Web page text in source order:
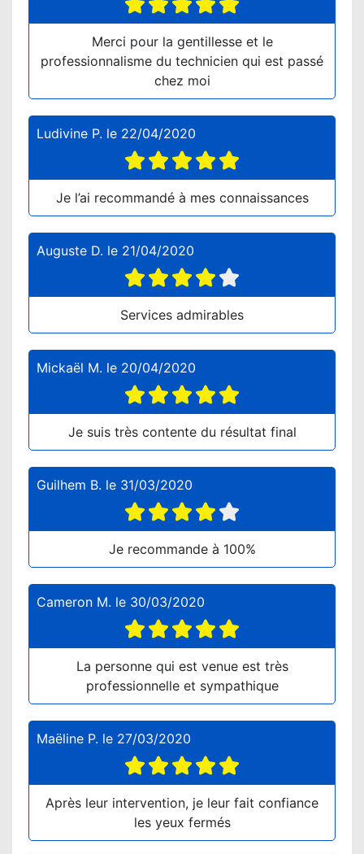
Merci pour la gentillesse et le
professionnalisme du technicien qui est passé
chez moi
Ludivine P. le 22/04/2020
Je l’ai recommandé à mes connaissances
Auguste D. le 21/04/2020
Services admirables
Mickaël M. le 20/04/2020
Je suis très contente du résultat final
Guilhem B. le 31/03/2020
Je recommande à 100%
Cameron M. le 30/03/2020
La personne qui est venue est très
professionnelle et sympathique
Maëline P. le 27/03/2020
Après leur intervention, je leur fait confiance
les yeux fermés